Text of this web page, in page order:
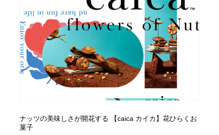
ナッツの美味しさが開花する 【caica カイカ】花ひらくお
菓子